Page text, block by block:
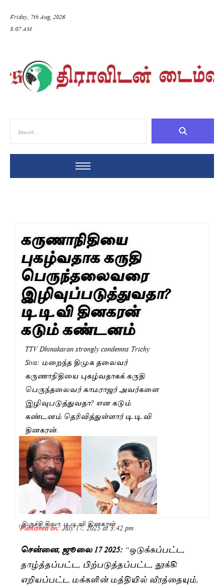
Friday, 7th Aug, 2026
8:07 AM
கருணாநிதியை
புகழ்வதாக கருதி
பெருந்தலைவரை
இழிவுப்படுத்துவதா?
டி.டி.வி தினகரன்
கடும் கண்டனம்
TTV Dhinakaran strongly condemns Trichy
Siva: மறைந்த திமுக தலைவர்
கருணாநிதியை புகழ்வதாகக் கருதி
பெருந்தலைவர் காமராஜர் அவர்களை
இழிவுபடுத்துவதா? என கடும்
கண்டனம் தெரிவித்துள்ளார் டி.டி.வி
தினகரன்.
திருச்சி சிவா, டி.டி.வி தினகரன்
BySaranya JK
Published on:July 17, 2025 at 3:42 pm
சென்னை, ஜூலை 17 2025: “ஒடுக்கப்பட்ட,
தாழ்த்தப்பட்ட, பிற்படுத்தப்பட்ட, தூக்கி
எறியப்பட்ட மக்களின் மத்தியில் வீரத்தையும்,